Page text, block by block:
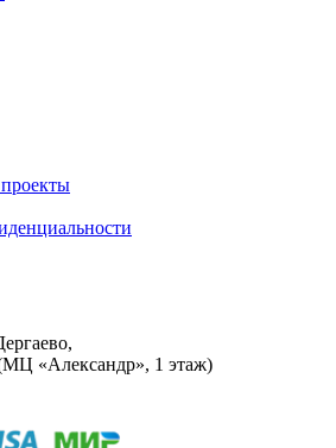
«Александр», 1 этаж)